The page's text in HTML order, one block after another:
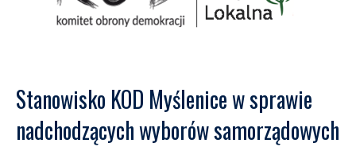
Stanowisko KOD Myślenice w sprawie
nadchodzących wyborów samorządowych